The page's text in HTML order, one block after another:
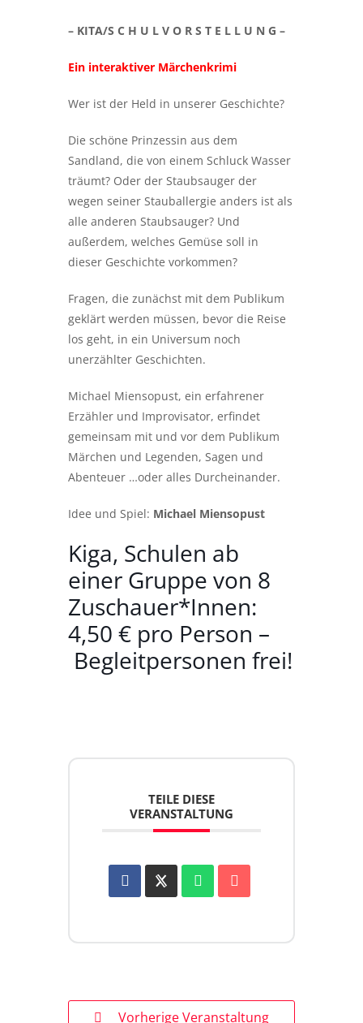
– KITA/S C H U L V O R S T E L L U N G –
Ein interaktiver Märchenkrimi
Wer ist der Held in unserer Geschichte?
Die schöne Prinzessin aus dem
Sandland, die von einem Schluck Wasser
träumt? Oder der Staubsauger der
wegen seiner Stauballergie anders ist als
alle anderen Staubsauger? Und
außerdem, welches Gemüse soll in
dieser Geschichte vorkommen?
Fragen, die zunächst mit dem Publikum
geklärt werden müssen, bevor die Reise
los geht, in ein Universum noch
unerzählter Geschichten.
Michael Miensopust, ein erfahrener
Erzähler und Improvisator, erfindet
gemeinsam mit und vor dem Publikum
Märchen und Legenden, Sagen und
Abenteuer …oder alles Durcheinander.
Idee und Spiel: Michael Miensopust
Kiga, Schulen ab
einer Gruppe von 8
Zuschauer*Innen:
4,50 € pro Person –
Begleitpersonen frei!
TEILE DIESE
VERANSTALTUNG
Vorherige Veranstaltung